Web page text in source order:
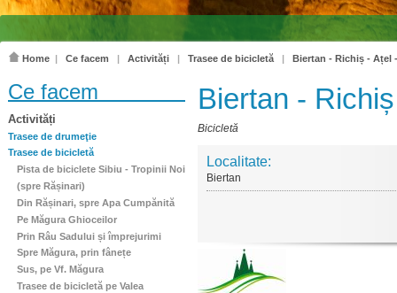
Home | Ce facem | Activități | Trasee de bicicletă | Biertan - Richiș - Ațel
Ce facem
Activități
Trasee de drumeţie
Trasee de bicicletă
Pista de biciclete Sibiu - Tropinii Noi
(spre Rășinari)
Din Rășinari, spre Apa Cumpănită
Pe Măgura Ghioceilor
Prin Râu Sadului și împrejurimi
Spre Măgura, prin fânețe
Sus, pe Vf. Măgura
Trasee de bicicletă pe Valea
Biertan -
Bicicletă
Localitate:
Biertan